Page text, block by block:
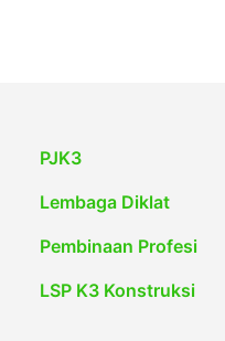
PJK3
Lembaga Diklat
Pembinaan Profesi
LSP K3 Konstruksi